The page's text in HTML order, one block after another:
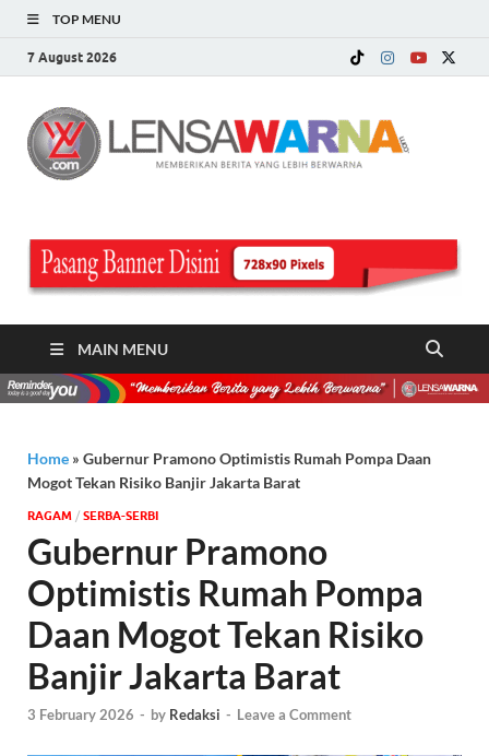
TOP MENU
7 August 2026
MAIN MENU
Home » Gubernur Pramono Optimistis Rumah Pompa Daan
Mogot Tekan Risiko Banjir Jakarta Barat
‎RAGAM / SERBA-SERBI
Gubernur Pramono
Optimistis Rumah Pompa
Daan Mogot Tekan Risiko
Banjir Jakarta Barat
3 February 2026 - by Redaksi - Leave a Comment